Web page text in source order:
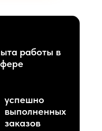
работы в
успешно
выполненных
заказов